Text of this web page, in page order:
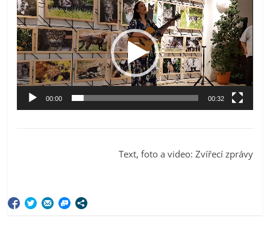
přehrávač
00:00 00:32
Text, foto a video: Zvířecí zprávy